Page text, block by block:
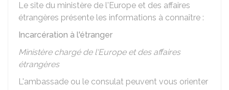
Le site du ministère de l'Europe et des affaires
étrangères présente les informations à connaître :
Incarcération à l'étranger
Ministère chargé de l'Europe et des affaires
étrangères
L'ambassade ou le consulat peuvent vous orienter